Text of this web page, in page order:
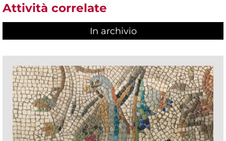
Attività correlate
In archivio